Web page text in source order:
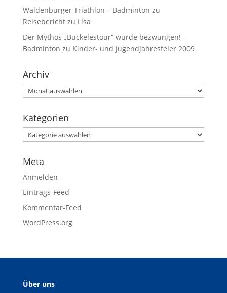
Waldenburger Triathlon – Badminton zu
Reisebericht zu Lisa
Der Mythos „Buckelestour“ wurde bezwungen! –
Badminton zu Kinder- und Jugendjahresfeier 2009
Archiv
Kategorien
Meta
Anmelden
Eintrags-Feed
Kommentar-Feed
WordPress.org
Über uns